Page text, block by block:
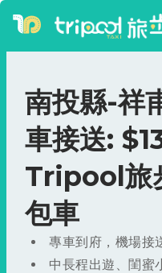
南投縣-祥
車接送:
Tripool旅
包車
專車到府，機場接
中長程出遊、閨蜜